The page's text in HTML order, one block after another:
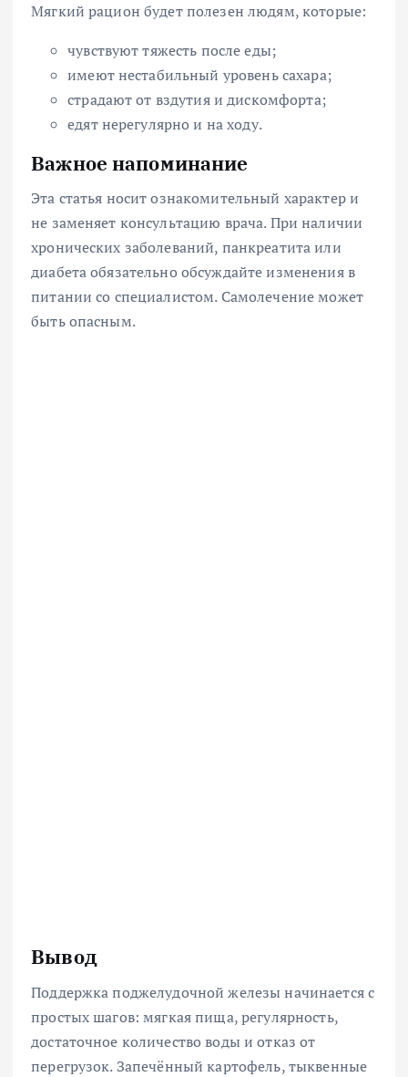
Мягкий рацион будет полезен людям, которые:
чувствуют тяжесть после еды;
имеют нестабильный уровень сахара;
страдают от вздутия и дискомфорта;
едят нерегулярно и на ходу.
Важное напоминание
Эта статья носит ознакомительный характер и
не заменяет консультацию врача. При наличии
хронических заболеваний, панкреатита или
диабета обязательно обсуждайте изменения в
питании со специалистом. Самолечение может
быть опасным.
Вывод
Поддержка поджелудочной железы начинается с
простых шагов: мягкая пища, регулярность,
достаточное количество воды и отказ от
перегрузок. Запечённый картофель, тыквенные